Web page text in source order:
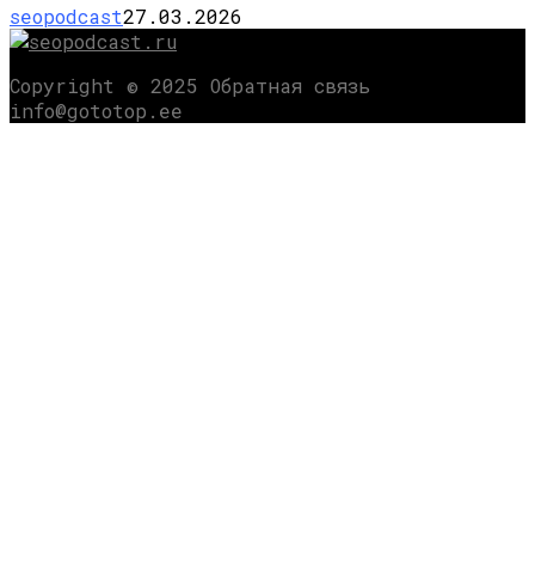
seopodcast27.03.2026
Copyright © 2025 Обратная связь
info@gototop.ee